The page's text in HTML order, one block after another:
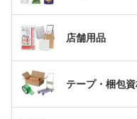
店舗用品
テープ・梱包